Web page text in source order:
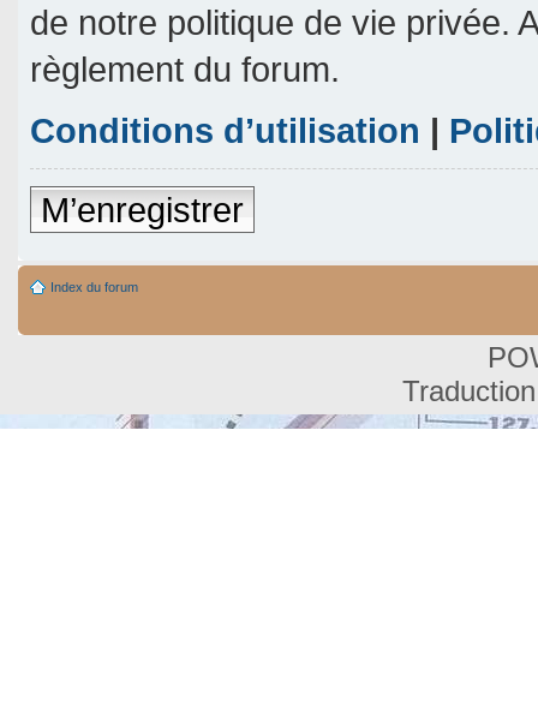
de notre politique de vie privée.
règlement du forum.
Conditions d’utilisation |
M’enregistrer
Index du forum